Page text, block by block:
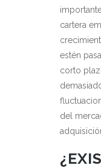
cartera
estén
corto
del